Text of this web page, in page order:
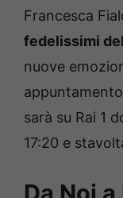
Francesca
fedelissimi
nuove
sarà su Rai 1
17:20 e